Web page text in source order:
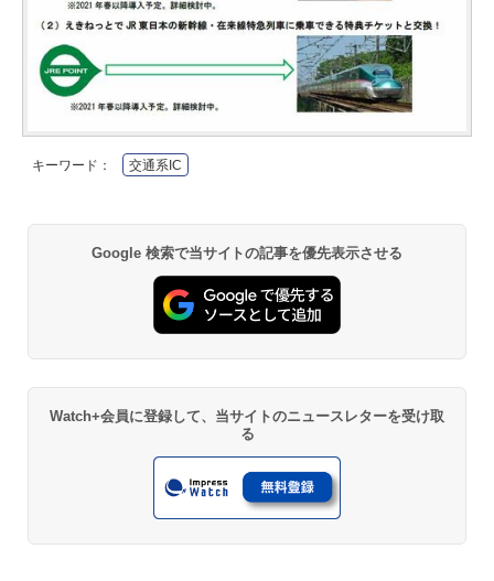
キーワード： 交通系IC
Google 検索で当サイトの記事を優先表示させる
Watch+会員に登録して、当サイトのニュースレターを受け取
る